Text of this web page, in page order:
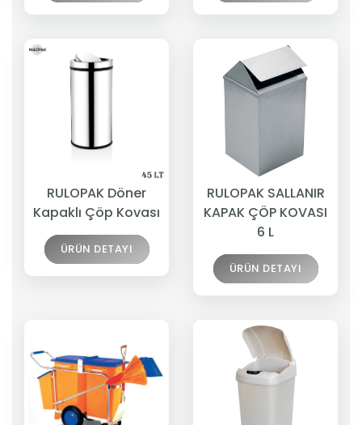
RULOPAK Döner
Kapaklı Çöp Kovası
ÜRÜN DETAYI
RULOPAK SALLANIR
KAPAK ÇÖP KOVASI
6 L
ÜRÜN DETAYI